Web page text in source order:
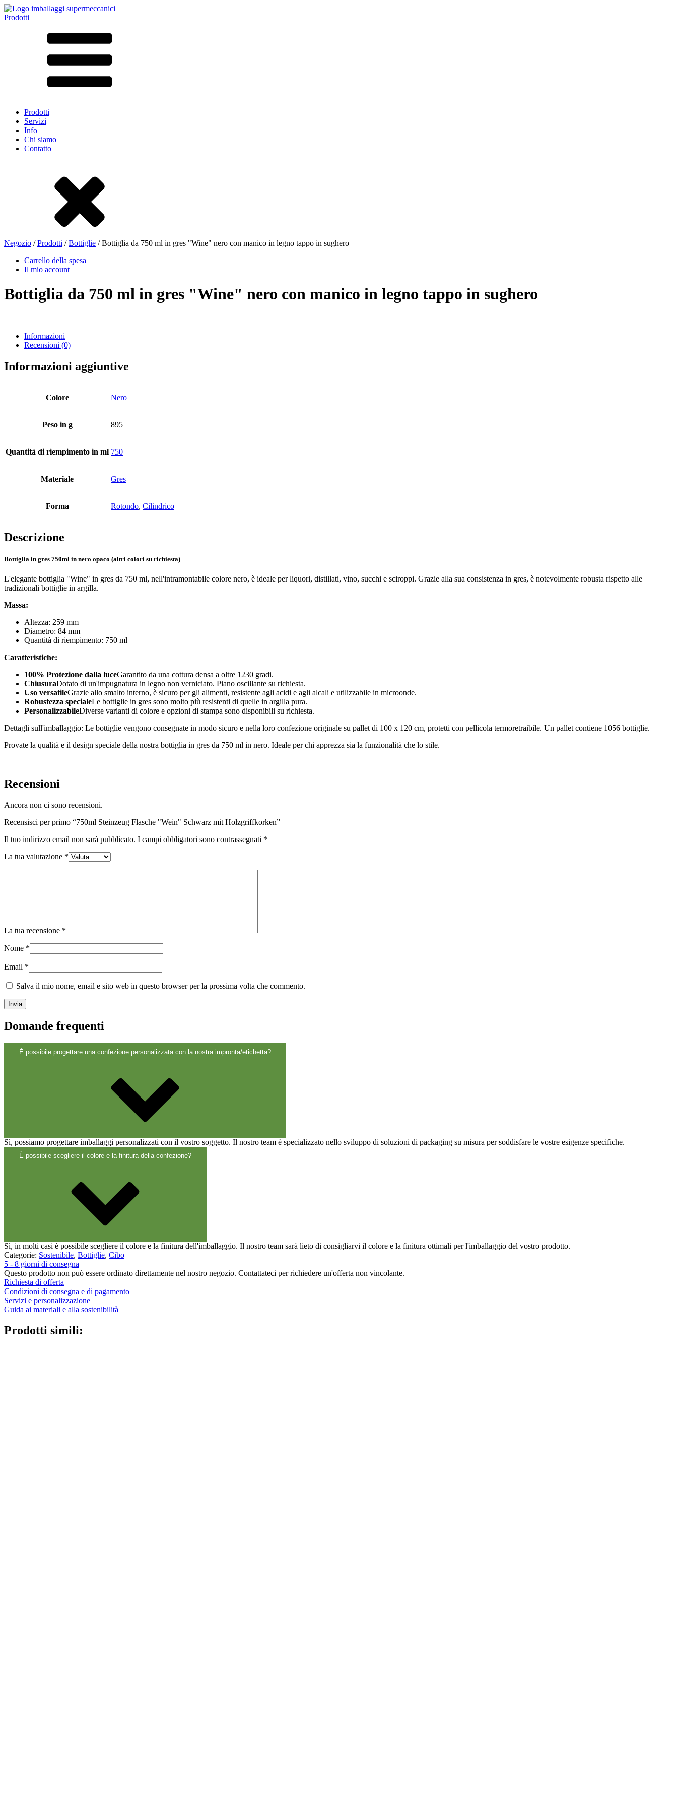
Prodotti
Secondo il materiale
LD-PE
Metallo
Borsa e Bag-in-Box
Bottiglie di birra
Prodotti chimici
Distributori e pompe
Nebulizzatore fine
Bottiglie(519)
Contenitore(21)
Cosmetici
Cibo(483)
Sostenibile(301)
Bottiglie per salse(24)
Spruzzatore(18)
Serbatoi(2)
Bottiglie di vino e bottiglie di champagne
Prodotti
Servizi
Info
Chi siamo
Contatto
Negozio /Prodotti /Bottiglie / Bottiglia da 750 ml in gres "Wine" nero con manico in legno tappo in sughero
Carrello della spesa
Il mio account
Bottiglia da 750 ml in gres "Wine" nero con manico in legno tappo in sughero
Informazioni
Recensioni (0)
Informazioni aggiuntive
Colore Nero
Peso in g 895
Quantità di riempimento in ml 750
Materiale Gres
Forma Rotondo, Cilindrico
Descrizione
Bottiglia in gres 750ml in nero opaco (altri colori su richiesta)
L'elegante bottiglia "Wine" in gres da 750 ml, nell'intramontabile colore nero, è ideale per liquori, distillati, vino, succhi e sciroppi. Grazie alla sua consistenza in gres, è notevolmente robusta rispetto alle
tradizionali bottiglie in argilla.
Massa:
Altezza: 259 mm
Diametro: 84 mm
Quantità di riempimento: 750 ml
Caratteristiche:
100% Protezione dalla luceGarantito da una cottura densa a oltre 1230 gradi.
ChiusuraDotato di un'impugnatura in legno non verniciato. Piano oscillante su richiesta.
Uso versatileGrazie allo smalto interno, è sicuro per gli alimenti, resistente agli acidi e agli alcali e utilizzabile in microonde.
Robustezza specialeLe bottiglie in gres sono molto più resistenti di quelle in argilla pura.
PersonalizzabileDiverse varianti di colore e opzioni di stampa sono disponibili su richiesta.
Dettagli sull'imballaggio: Le bottiglie vengono consegnate in modo sicuro e nella loro confezione originale su pallet di 100 x 120 cm, protetti con pellicola termoretraibile. Un pallet contiene 1056 bottiglie.
Provate la qualità e il design speciale della nostra bottiglia in gres da 750 ml in nero. Ideale per chi apprezza sia la funzionalità che lo stile.
Recensioni
Ancora non ci sono recensioni.
Recensisci per primo “750ml Steinzeug Flasche "Wein" Schwarz mit Holzgriffkorken”
Il tuo indirizzo email non sarà pubblicato. I campi obbligatori sono contrassegnati *
La tua valutazione *
La tua recensione *
Nome *
Email *
Salva il mio nome, email e sito web in questo browser per la prossima volta che commento.
Domande frequenti
È possibile progettare una confezione personalizzata con la nostra impronta/etichetta?
Sì, possiamo progettare imballaggi personalizzati con il vostro soggetto. Il nostro team è specializzato nello sviluppo di soluzioni di packaging su misura per soddisfare le vostre esigenze specifiche.
È possibile scegliere il colore e la finitura della confezione?
Sì, in molti casi è possibile scegliere il colore e la finitura dell'imballaggio. Il nostro team sarà lieto di consigliarvi il colore e la finitura ottimali per l'imballaggio del vostro prodotto.
Categorie: Sostenibile, Bottiglie, Cibo
5 - 8 giorni di consegna
Questo prodotto non può essere ordinato direttamente nel nostro negozio. Contattateci per richiedere un'offerta non vincolante.
Richiesta di offerta
Condizioni di consegna e di pagamento
Servizi e personalizzazione
Guida ai materiali e alla sostenibilità
Prodotti simili: